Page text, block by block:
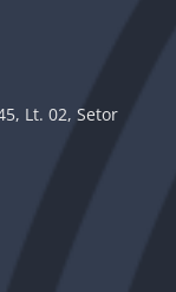
Lt. 02, Setor